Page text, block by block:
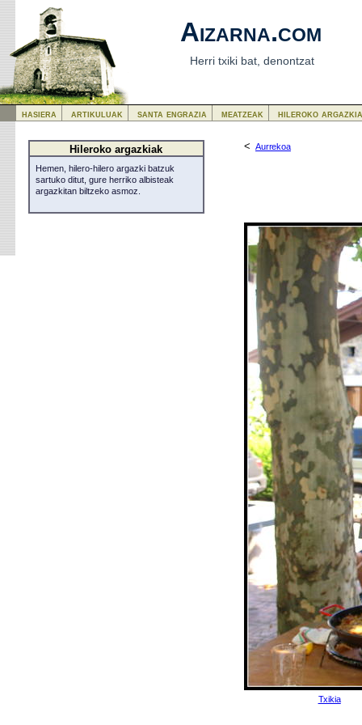
Aizarna.com
Herri txiki bat, denontzat
< Aurrekoa
Txikia
Hileroko argazkiak
Hemen, hilero-hilero argazki batzuk
sartuko ditut, gure herriko albisteak
argazkitan biltzeko asmoz.
hasiera artikuluak santa engrazia meatzeak hileroko